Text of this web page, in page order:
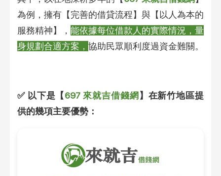
為例，擁有【完善的借貸流程】與【以人為本的
服務精神】， 能依據每位借款人的實際情況，量
身規劃合適方案， 協助民眾順利度過資金難關。
✅ 以下是【697 來就吉借錢網 】在新竹地區提
供的幾項主要優勢：